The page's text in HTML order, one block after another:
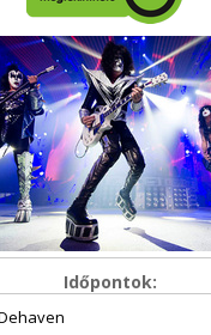
Időpontok: